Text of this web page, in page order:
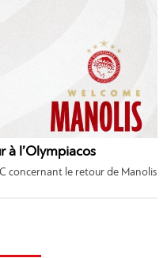
à l’Olympiacos
concernant le retour de Manolis